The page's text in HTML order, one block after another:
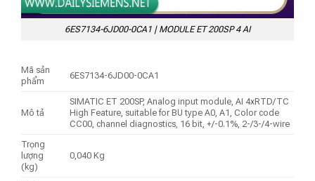
6ES7134-6JD00-0CA1 | MODULE ET 200SP 4 AI
Mã sản
phẩm
6ES7134-6JD00-0CA1
Mô tả
SIMATIC ET 200SP, Analog input module, AI 4xRTD/TC
High Feature, suitable for BU type A0, A1, Color code
CC00, channel diagnostics, 16 bit, +/-0.1%, 2-/3-/4-wire
Trọng
lượng
(kg)
0,040 Kg